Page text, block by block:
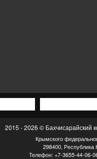
2015 - 2026 © Бахчисарайский
Крымского
298400, Республика
Телефон: +7-3655-44-06-